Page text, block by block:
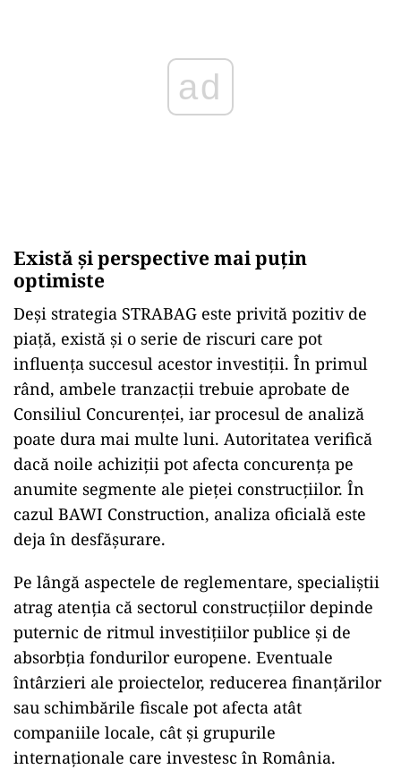
ad
Există și perspective mai puțin
optimiste
Deși strategia STRABAG este privită pozitiv de
piață, există și o serie de riscuri care pot
influența succesul acestor investiții. În primul
rând, ambele tranzacții trebuie aprobate de
Consiliul Concurenței, iar procesul de analiză
poate dura mai multe luni. Autoritatea verifică
dacă noile achiziții pot afecta concurența pe
anumite segmente ale pieței construcțiilor. În
cazul BAWI Construction, analiza oficială este
deja în desfășurare.
Pe lângă aspectele de reglementare, specialiștii
atrag atenția că sectorul construcțiilor depinde
puternic de ritmul investițiilor publice și de
absorbția fondurilor europene. Eventuale
întârzieri ale proiectelor, reducerea finanțărilor
sau schimbările fiscale pot afecta atât
companiile locale, cât și grupurile
internaționale care investesc în România.